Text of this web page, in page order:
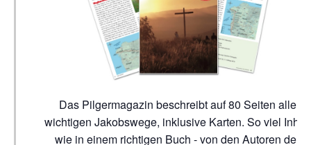
Das Pilgermagazin beschreibt auf 80 Seiten alle
wichtigen Jakobswege, inklusive Karten. So viel Inhalt
wie in einem richtigen Buch - von den Autoren der